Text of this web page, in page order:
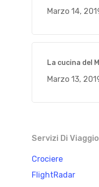
Marzo 14,
La cucina del
Marzo 13,
Servizi Di Viaggio
Crociere
FlightRadar